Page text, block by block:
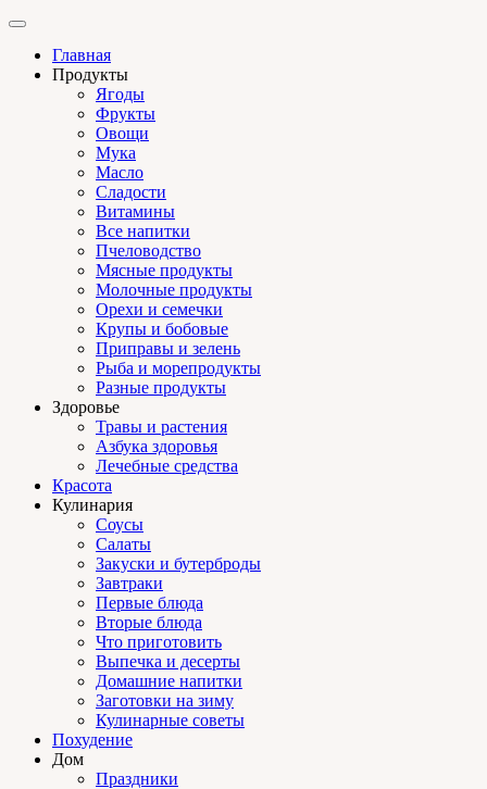
Главная
Продукты
Ягоды
Фрукты
Овощи
Мука
Масло
Сладости
Витамины
Все напитки
Пчеловодство
Мясные продукты
Молочные продукты
Орехи и семечки
Крупы и бобовые
Приправы и зелень
Рыба и морепродукты
Разные продукты
Здоровье
Травы и растения
Азбука здоровья
Лечебные средства
Красота
Кулинария
Соусы
Салаты
Закуски и бутерброды
Завтраки
Первые блюда
Вторые блюда
Что приготовить
Выпечка и десерты
Домашние напитки
Заготовки на зиму
Кулинарные советы
Похудение
Дом
Праздники